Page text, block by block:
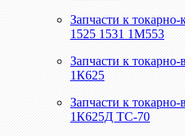
Запчасти к
1525 1531 1М553
Запчасти к
1К625
Запчасти к
1К625Д ТС-70